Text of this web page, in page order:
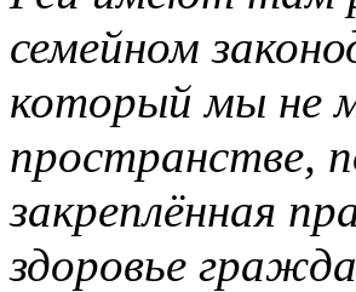
семейном
который мы не
пространстве,
закреплённая
здоровье